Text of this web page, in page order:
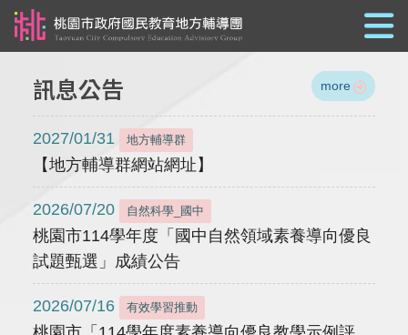
訊息公告 more
2027/01/31 地方輔導群
【地方輔導群網站網址】
2026/07/20 自然科學_國中
桃園市114學年度「國中自然領域素養導向優良
試題甄選」成績公告
2026/07/16 有效學習推動